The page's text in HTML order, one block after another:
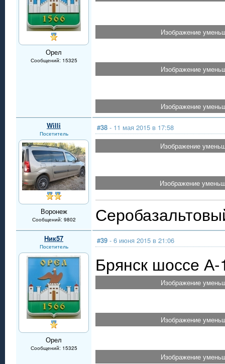
Орел
Сообщений: 15325
Изображение
Изображение
Изображение
Willi
Посетитель
Воронеж
Сообщений: 9802
#38 - 11 мая 2015 в 17:58
Изображение
Изображение
Ник57
Посетитель
Орел
Сообщений: 15325
#39 - 6 июня 2015 в 21:06
Брянск шоссе А-
Изображение
Изображение
Изображение